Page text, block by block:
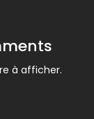
à afficher.